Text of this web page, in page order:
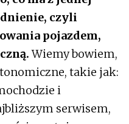
czyli
pojazdem,
Wiemy bowiem,
takie jak:
i
serwisem,